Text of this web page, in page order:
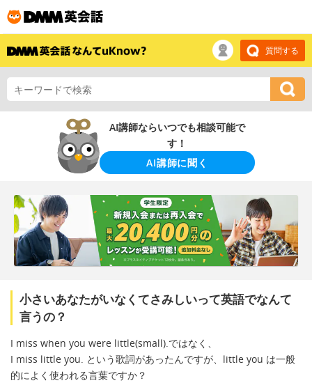
質問する
AI講師ならいつでも相談可能で
す！
AI講師に聞く
小さいあなたがいなくてさみしいって英語でなんて
言うの？
I miss when you were little(small).ではなく、
I miss little you. という歌詞があったんですが、little you は一般
的によく使われる言葉ですか？